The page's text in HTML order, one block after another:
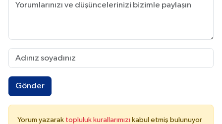
Gönder
Yorum yazarak topluluk kurallarımızı kabul etmiş bulunuyor